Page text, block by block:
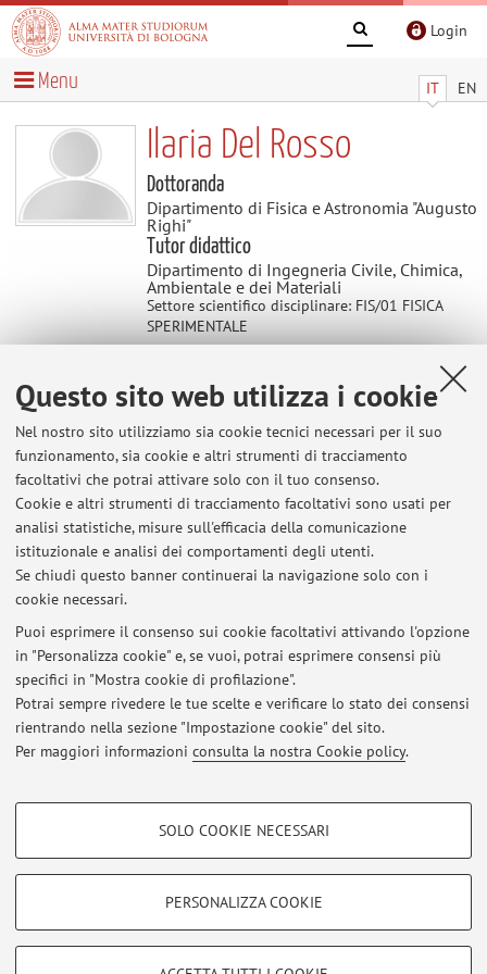
Questo sito web utilizza i cookie
Nel nostro sito utilizziamo sia cookie tecnici necessari per il suo
funzionamento, sia cookie e altri strumenti di tracciamento
facoltativi che potrai attivare solo con il tuo consenso.
Cookie e altri strumenti di tracciamento facoltativi sono usati per
analisi statistiche, misure sull'efficacia della comunicazione
istituzionale e analisi dei comportamenti degli utenti.
Se chiudi questo banner continuerai la navigazione solo con i
cookie necessari.
Puoi esprimere il consenso sui cookie facoltativi attivando l'opzione
in "Personalizza cookie" e, se vuoi, potrai esprimere consensi più
specifici in "Mostra cookie di profilazione".
Potrai sempre rivedere le tue scelte e verificare lo stato dei consensi
rientrando nella sezione "Impostazione cookie" del sito.
Per maggiori informazioni consulta la nostra Cookie policy.
COOKIE DI PROFILAZIONE - FACOLTATIVI
COOKIE TECNICI - NECESSARI
SOLO COOKIE NECESSARI
PERSONALIZZA COOKIE
Login
IT EN
Menu
Ilaria Del Rosso
Dottoranda
Dipartimento di Fisica e Astronomia "Augusto
Righi"
Tutor didattico
Dipartimento di Ingegneria Civile, Chimica,
Ambientale e dei Materiali
Settore scientifico disciplinare: FIS/01 FISICA
SPERIMENTALE
Contatti
E-mail: ilaria.delrosso2@unibo.it
Dipartimento di Fisica e Astronomia "Augusto Righi"
Viale Berti Pichat 6/2, Bologna -
Vai alla mappa
Ultimi avvisi
Al momento non sono presenti avvisi.
Area riservata
Accedi tramiteloginper gestire tutti i contenuti del sito.